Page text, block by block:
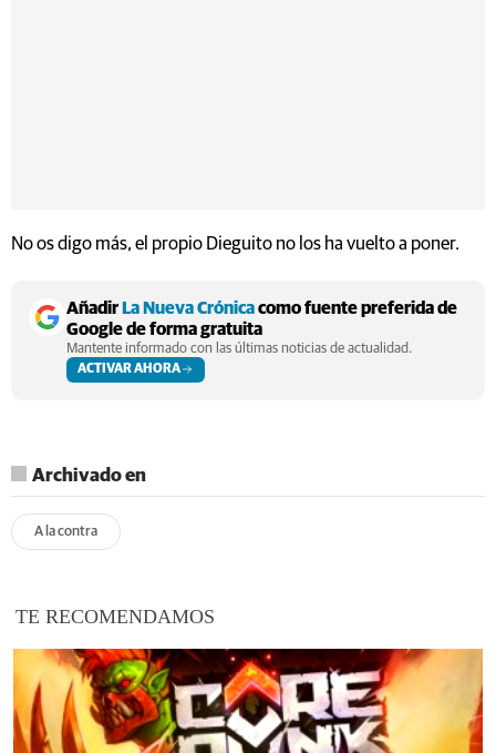
No os digo más, el propio Dieguito no los ha vuelto a poner.
AñadirLa Nueva Crónicacomo fuente preferida de
Google de forma gratuita
Mantente informado con las últimas noticias de actualidad.
ACTIVAR AHORA
Archivado en
A la contra
TE RECOMENDAMOS